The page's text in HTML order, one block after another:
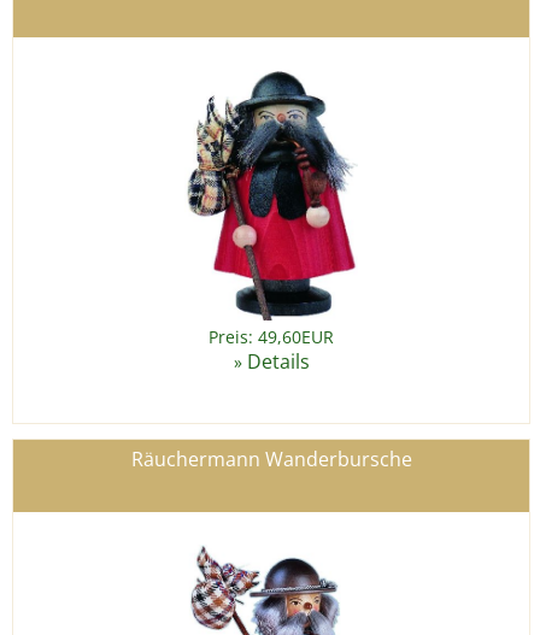
Preis: 49,60EUR
» Details
Räuchermann Wanderbursche